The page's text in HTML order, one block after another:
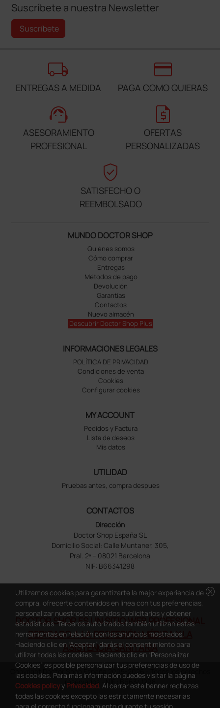
Suscríbete a nuestra Newsletter
Suscríbete
local_shipping
ENTREGAS A MEDIDA
credit_card
PAGA COMO QUIERAS
support_agent
ASESORAMIENTO
PROFESIONAL
request_quote
OFERTAS
PERSONALIZADAS
verified_user
SATISFECHO O
REEMBOLSADO
MUNDO DOCTOR SHOP
Quiénes somos
Cómo comprar
Entregas
Métodos de pago
Devolución
Garantías
Contactos
Nuevo almacén
Descubrir Doctor Shop Plus
INFORMACIONES LEGALES
POLÍTICA DE PRIVACIDAD
Condiciones de venta
Cookies
Configurar cookies
MY ACCOUNT
Pedidos y Factura
Lista de deseos
Mis datos
UTILIDAD
Pruebas antes, compra despues
CONTACTOS
Dirección
Doctor Shop España SL
Domicilio Social: Calle Muntaner, 305,
Pral. 2ª – 08021 Barcelona
NIF: B66341298
DOCTOR SHOP ES UN SITIO WEB PROFESIONAL
DEDICADO A LA PROFESIÓN MÉDICA Y LA
ASISTENCIA SANITARIA
Copyright Doctor Shop España 2005-2026 - Todos los derechos
reservados - NIF.: B66341298
cancel
Utilizamos cookies para garantizarte la mejor experiencia de
compra, ofrecerte contenidos en línea con tus preferencias,
personalizar nuestros contenidos publicitarios y obtener
estadísticas. Terceros autorizados también utilizan estas
herramientas en relación con los anuncios mostrados.
Haciendo clic en “Aceptar” darás el consentimiento para
utilizar todas las cookies. Haciendo clic en “Personalizar
Cookies” es posible personalizar tus preferencias de uso de
las cookies. Para más información puedes visitar la página
Cookies policyy Privacidad. Al cerrar este banner rechazas
todas las cookies excepto las estrictamente necesarias